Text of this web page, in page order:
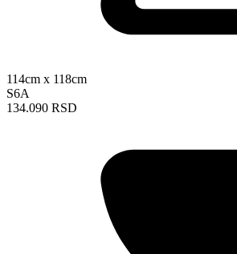
114cm x 118cm
S6A
134.090 RSD